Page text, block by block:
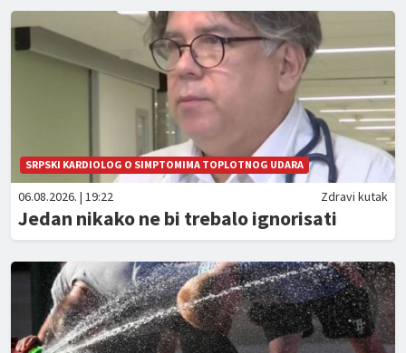
SRPSKI KARDIOLOG O SIMPTOMIMA TOPLOTNOG UDARA
06.08.2026. | 19:22 Zdravi kutak
Jedan nikako ne bi trebalo ignorisati